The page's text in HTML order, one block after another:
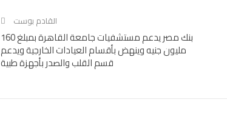
القادم بوست
بنك مصر يدعم مستشفيات جامعة القاهرة بمبلغ 160
مليون جنيه وينهض بأقسام العيادات الخارجية ويدعم
قسم القلب والصدر بأجهزة طبية